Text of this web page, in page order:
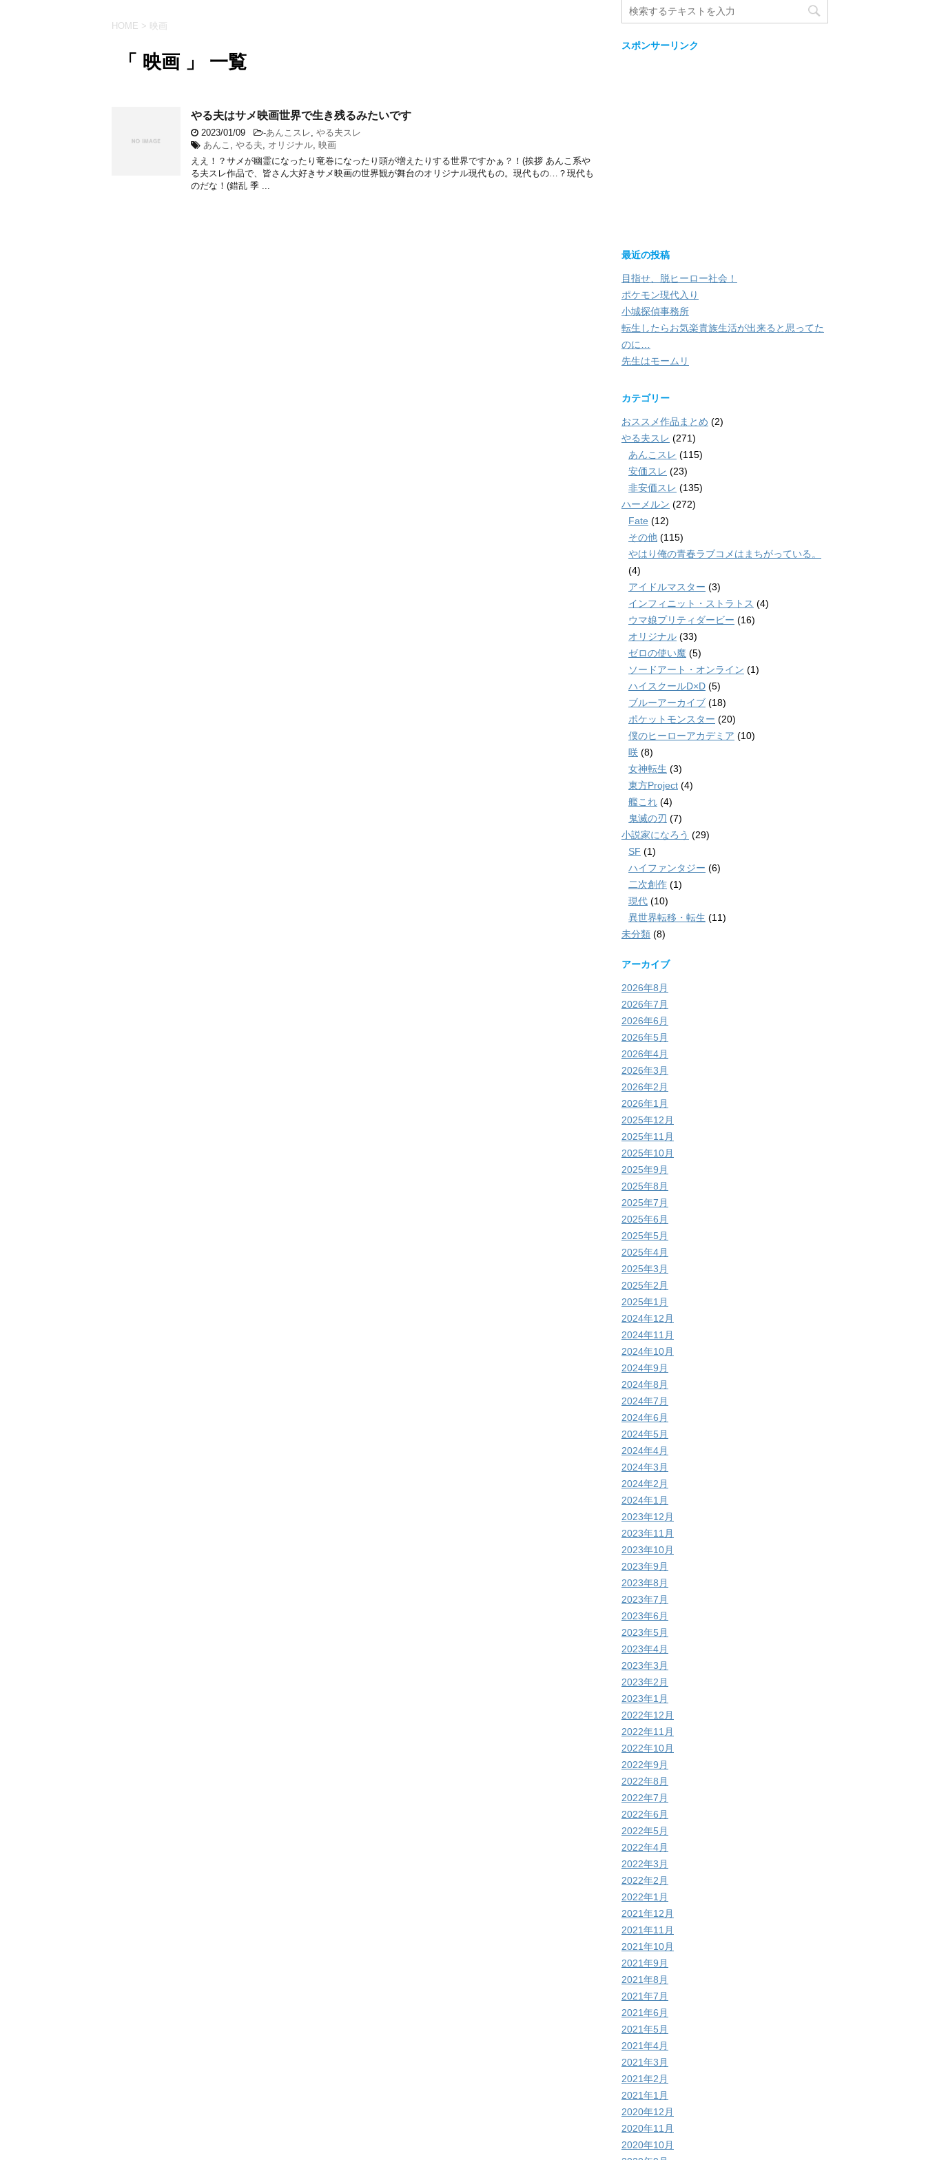
HOME > 映画
「 映画 」 一覧
やる夫はサメ映画世界で生き残るみたいです
2023/01/09 -あんこスレ, やる夫スレ
あんこ , やる夫, オリジナル, 映画
ええ！？サメが幽霊になったり竜巻になったり頭が増えたりする世界ですかぁ？！(挨拶 あんこ系や
る夫スレ作品で、皆さん大好きサメ映画の世界観が舞台のオリジナル現代もの。現代もの…？現代も
のだな！(錯乱 季 ...
スポンサーリンク
最近の投稿
目指せ、脱ヒーロー社会！
ポケモン現代入り
小城探偵事務所
転生したらお気楽貴族生活が出来ると思ってた
のに…
先生はモームリ
カテゴリー
おススメ作品まとめ (2)
やる夫スレ (271)
あんこスレ (115)
安価スレ (23)
非安価スレ (135)
ハーメルン (272)
Fate (12)
その他 (115)
やはり俺の青春ラブコメはまちがっている。
(4)
アイドルマスター (3)
インフィニット・ストラトス (4)
ウマ娘プリティダービー (16)
オリジナル (33)
ゼロの使い魔 (5)
ソードアート・オンライン (1)
ハイスクールD×D (5)
ブルーアーカイブ (18)
ポケットモンスター (20)
僕のヒーローアカデミア (10)
咲 (8)
女神転生 (3)
東方Project (4)
艦これ (4)
鬼滅の刃 (7)
小説家になろう (29)
SF (1)
ハイファンタジー (6)
二次創作 (1)
現代 (10)
異世界転移・転生 (11)
未分類 (8)
アーカイブ
2026年8月
2026年7月
2026年6月
2026年5月
2026年4月
2026年3月
2026年2月
2026年1月
2025年12月
2025年11月
2025年10月
2025年9月
2025年8月
2025年7月
2025年6月
2025年5月
2025年4月
2025年3月
2025年2月
2025年1月
2024年12月
2024年11月
2024年10月
2024年9月
2024年8月
2024年7月
2024年6月
2024年5月
2024年4月
2024年3月
2024年2月
2024年1月
2023年12月
2023年11月
2023年10月
2023年9月
2023年8月
2023年7月
2023年6月
2023年5月
2023年4月
2023年3月
2023年2月
2023年1月
2022年12月
2022年11月
2022年10月
2022年9月
2022年8月
2022年7月
2022年6月
2022年5月
2022年4月
2022年3月
2022年2月
2022年1月
2021年12月
2021年11月
2021年10月
2021年9月
2021年8月
2021年7月
2021年6月
2021年5月
2021年4月
2021年3月
2021年2月
2021年1月
2020年12月
2020年11月
2020年10月